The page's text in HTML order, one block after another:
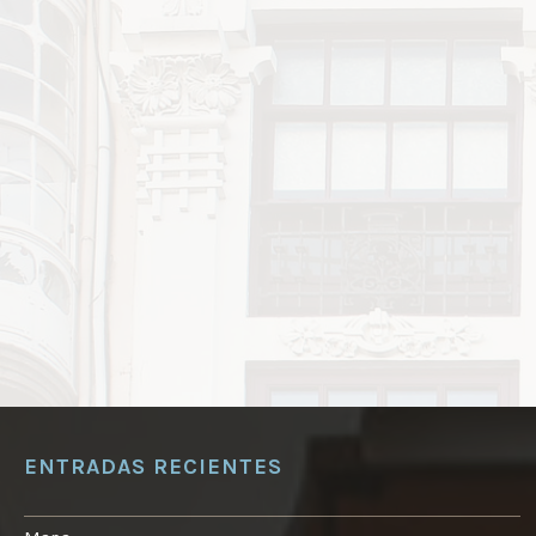
ENTRADAS RECIENTES